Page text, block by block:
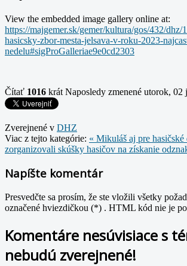
View the embedded image gallery online at:
https://majgemer.sk/gemer/kultura/gos/432/
hasicsky-zbor-mesta-jelsava-v-roku-2023-
nedelu#sigProGalleriae9e0cd2303
Čítať 1016 krát Naposledy zmenené utorok, 02
Zverejnené v DHZ
Viac z tejto kategórie: « Mikuláš aj pre hasičské
zorganizovali skúšky hasičov na získanie
Napíšte komentár
Presvedčte sa prosím, že ste vložili všetky
označené hviezdičkou (*) . HTML kód nie je
Komentáre nesúvisiace s
nebudú zverejnené!